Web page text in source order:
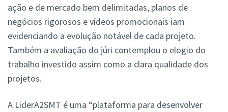
ação e de mercado bem delimitadas, planos de
negócios rigorosos e vídeos promocionais iam
evidenciando a evolução notável de cada projeto.
Também a avaliação do júri contemplou o elogio do
trabalho investido assim como a clara qualidade dos
projetos.
A LiderA2SMT é uma “plataforma para desenvolver